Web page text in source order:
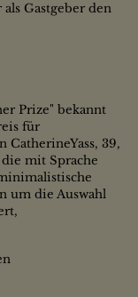
Gastgeber den
Prize" bekannt
für
CatherineYass, 39,
mit Sprache
um die Auswahl